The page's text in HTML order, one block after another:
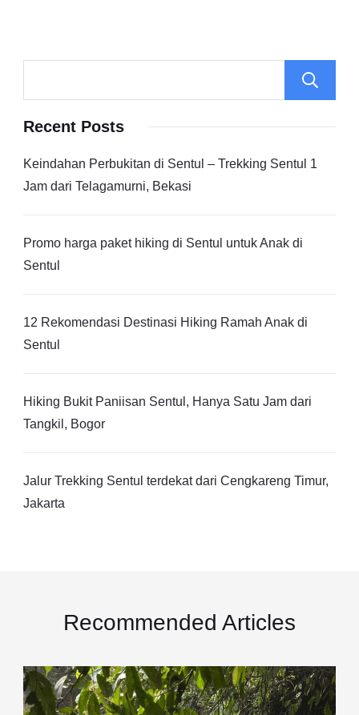
Recent Posts
Keindahan Perbukitan di Sentul – Trekking Sentul 1
Jam dari Telagamurni, Bekasi
Promo harga paket hiking di Sentul untuk Anak di
Sentul
12 Rekomendasi Destinasi Hiking Ramah Anak di
Sentul
Hiking Bukit Paniisan Sentul, Hanya Satu Jam dari
Tangkil, Bogor
Jalur Trekking Sentul terdekat dari Cengkareng Timur,
Jakarta
Recommended Articles